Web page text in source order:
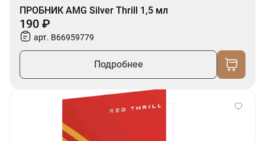
ПРОБНИК AMG Silver Thrill 1,5 мл
190 ₽
арт. B66959779
Подробнее